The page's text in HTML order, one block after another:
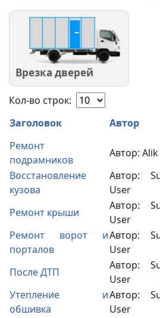
Врезка дверей
Кол-во строк:
Заголовок
Автор
Ремонт
подрамников
Автор: Alik
Восстановление
кузова
Автор:
User
Ремонт крыши
Автор:
User
Ремонт ворот и
порталов
Автор:
User
После ДТП
Автор:
User
Утепление и
обшивка
Автор:
User